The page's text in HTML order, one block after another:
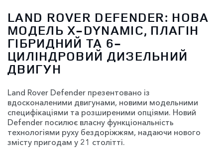
LAND ROVER DEFENDER: НОВА
МОДЕЛЬ X-DYNAMIC, ПЛАГІН
ГІБРИДНИЙ ТА 6-
ЦИЛІНДРОВИЙ ДИЗЕЛЬНИЙ
ДВИГУН
Land Rover Defender презентовано із
вдосконаленими двигунами, новими модельними
специфікаціями та розширеними опціями. Новий
Defender посилює власну функціональність
технологіями руху бездоріжжям, надаючи нового
змісту пригодам у 21 столітті.